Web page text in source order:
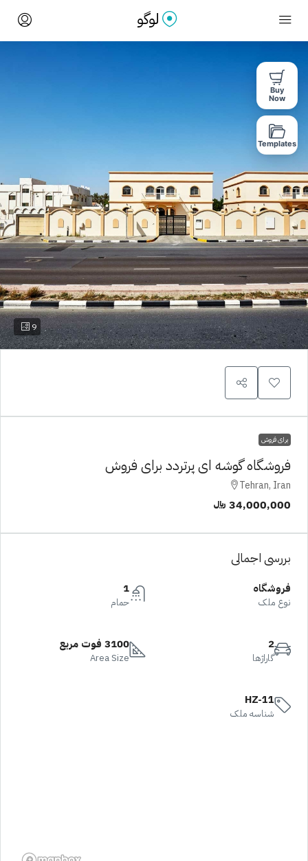
9
برای فروش
فروشگاه گوشه ای پرتردد برای فروش
Tehran, Iran
34,000,000 ﷼
بررسی اجمالی
فروشگاه
نوع ملک
1
حمام
2
گاراژها
3100 فوت مربع
Area Size
HZ-11
شناسه ملک
Buy
Now
Templates